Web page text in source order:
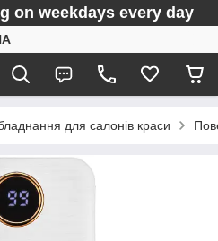
on weekdays every day
для салонів краси